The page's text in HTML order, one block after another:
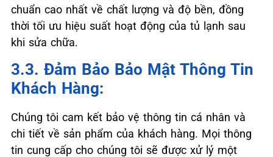
chuẩn cao nhất về chất lượng và độ bền, đồng
thời tối ưu hiệu suất hoạt động của tủ lạnh sau
khi sửa chữa.
3.3. Đảm Bảo Bảo Mật Thông Tin
Khách Hàng:
Chúng tôi cam kết bảo vệ thông tin cá nhân và
chi tiết về sản phẩm của khách hàng. Mọi thông
tin cung cấp cho chúng tôi sẽ được xử lý một